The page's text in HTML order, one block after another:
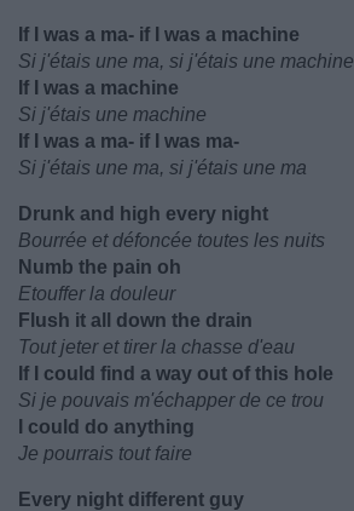
If I was a ma- if I was a machine
Si j'étais une ma, si j'étais une machine
If I was a machine
Si j'étais une machine
If I was a ma- if I was ma-
Si j'étais une ma, si j'étais une ma
Drunk and high every night
Bourrée et défoncée toutes les nuits
Numb the pain oh
Etouffer la douleur
Flush it all down the drain
Tout jeter et tirer la chasse d'eau
If I could find a way out of this hole
Si je pouvais m'échapper de ce trou
I could do anything
Je pourrais tout faire
Every night different guy